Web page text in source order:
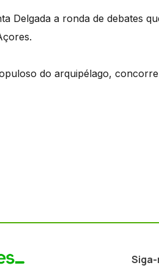
Delgada a ronda de debates
do arquipélago,